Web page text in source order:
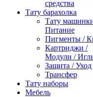
средства
Тату барахолка
Тату
Питание
Пигменты /
Картриджи /
Модули /
Защита / Уход
Трансфер
Тату наборы
Мебель